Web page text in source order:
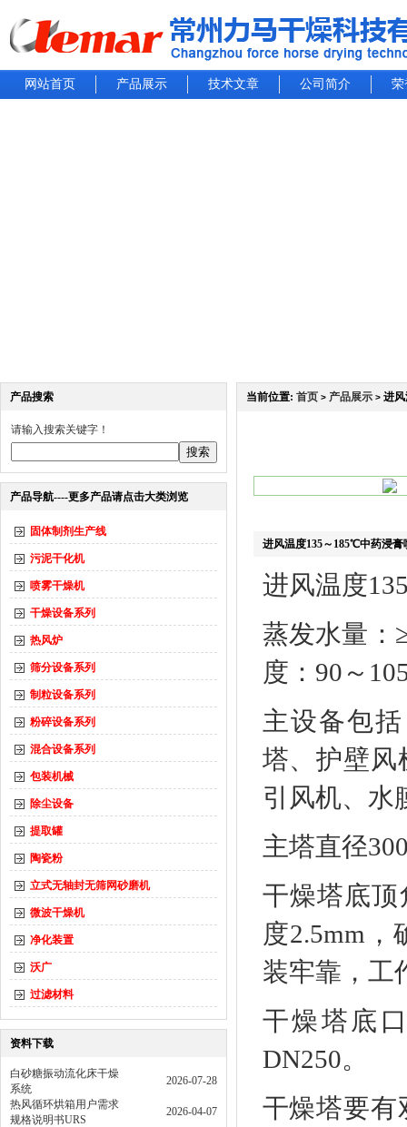
网站首页 产品展示 技术文章 公司简介 荣
产品搜索
请输入搜索关键字！
产品导航----更多产品请点击大类浏览
固体制剂生产线
污泥干化机
喷雾干燥机
干燥设备系列
热风炉
筛分设备系列
制粒设备系列
粉碎设备系列
混合设备系列
包装机械
除尘设备
提取罐
陶瓷粉
立式无轴封无筛网砂磨机
微波干燥机
净化装置
沃广
过滤材料
资料下载
白砂糖振动流化床干燥
系统
2026-07-28
热风循环烘箱用户需求
规格说明书URS
2026-04-07
当前位置: 首页 > 产品展示 > 进
进风温度135～185℃中药浸膏
进风温度
蒸发水量：
度：90～
主设备包
塔、护壁风
引风机、水
主塔直径
干燥塔底顶
度2.5mm
装牢靠，工
干燥塔底
DN250。
干燥塔要有